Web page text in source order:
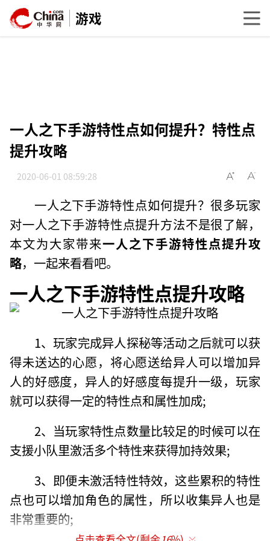
游戏
一人之下手游特性点如何提升？特性点
提升攻略
2020-06-01 08:59:28
一人之下手游特性点如何提升？很多玩家
对一人之下手游特性点提升方法不是很了解，
本文为大家带来一人之下手游特性点提升攻
略，一起来看看吧。
一人之下手游特性点提升攻略
1、玩家完成异人探秘等活动之后就可以获
得未送达的心愿，将心愿送给异人可以增加异
人的好感度，异人的好感度每提升一级，玩家
就可以获得一定的特性点和属性加成;
2、当玩家特性点数量比较足的时候可以在
支援小队里激活多个特性来获得加持效果;
3、即便未激活特性特效，这些累积的特性
点也可以增加角色的属性，所以收集异人也是
非常重要的;